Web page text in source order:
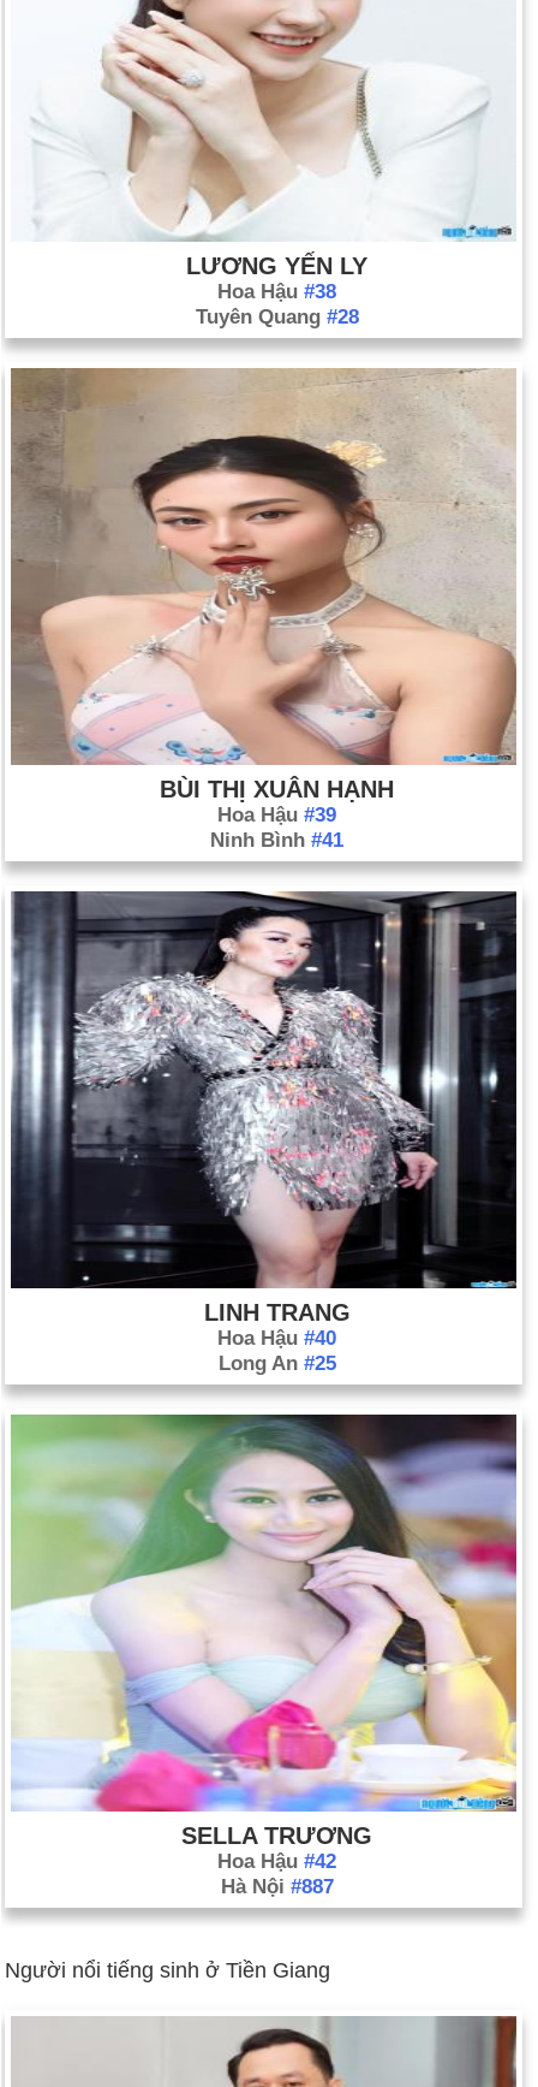
LƯƠNG YẾN LY
Hoa Hậu #38
Tuyên Quang #28
BÙI THỊ XUÂN HẠNH
Hoa Hậu #39
Ninh Bình #41
LINH TRANG
Hoa Hậu #40
Long An #25
SELLA TRƯƠNG
Hoa Hậu #42
Hà Nội #887
Người nổi tiếng sinh ở Tiền Giang